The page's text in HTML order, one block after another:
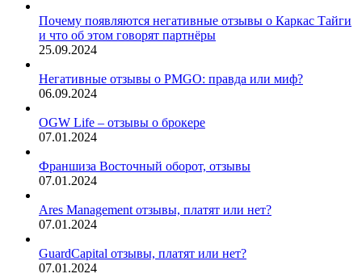
Почему появляются негативные отзывы о Каркас Тайги
и что об этом говорят партнёры
25.09.2024
Негативные отзывы о PMGO: правда или миф?
06.09.2024
OGW Life – отзывы о брокере
07.01.2024
Франшиза Восточный оборот, отзывы
07.01.2024
Ares Management отзывы, платят или нет?
07.01.2024
GuardCapital отзывы, платят или нет?
07.01.2024